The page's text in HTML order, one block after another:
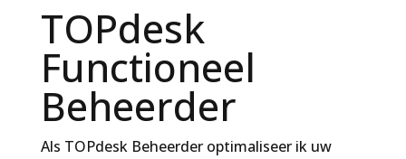
TOPdesk
Functioneel
Beheerder
Als TOPdesk Beheerder optimaliseer ik uw